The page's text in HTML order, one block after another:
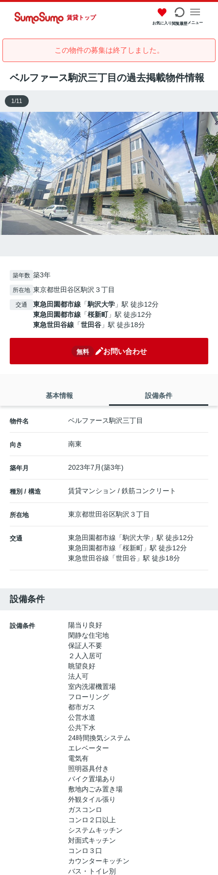
賃貸トップ
お気に入り閲覧履歴メニュー
この物件の募集は終了しました。
ベルファース駒沢三丁目の過去掲載物件情報
1 /11
築年数 築3年
所在地 東京都世田谷区駒沢３丁目
交通 東急田園都市線 「駒沢大学 」駅 徒歩12分
東急田園都市線 「桜新町」駅 徒歩12分
東急世田谷線 「世田谷 」駅 徒歩18分
無料 お問い合わせ
基本情報 設備条件
物件名 ベルファース駒沢三丁目
向き 南東
築年月 2023年7月(築3年)
種別 / 構造 賃貸マンション / 鉄筋コンクリート
所在地 東京都世田谷区駒沢 ３丁目
交通 東急田園都市線 「駒沢大学 」駅 徒歩12分
東急田園都市線 「桜新町 」駅 徒歩12分
東急世田谷線 「世田谷 」駅 徒歩18分
設備条件
設備条件
陽当り良好
閑静な住宅地
保証人不要
２人入居可
眺望良好
法人可
室内洗濯機置場
フローリング
都市ガス
公営水道
公共下水
24時間換気システム
エレベーター
電気有
照明器具付き
バイク置場あり
敷地内ごみ置き場
外観タイル張り
ガスコンロ
コンロ２口以上
システムキッチン
対面式キッチン
コンロ３口
カウンターキッチン
バス・トイレ別